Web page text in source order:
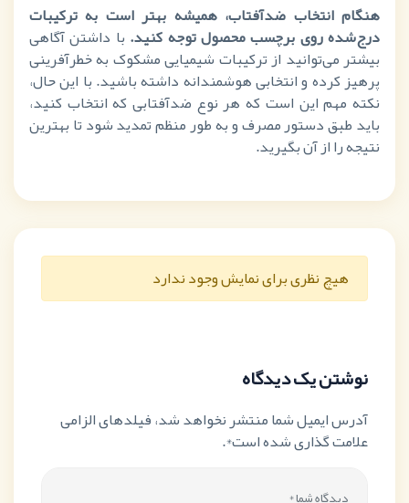
هنگام انتخاب ضدآفتاب، همیشه بهتر است به ترکیبات
درج‌شده روی برچسب محصول توجه کنید. با داشتن آگاهی
بیشتر می‌توانید از ترکیبات شیمیایی مشکوک به خطرآفرینی
پرهیز کرده و انتخابی هوشمندانه داشته باشید. با این حال،
نکته مهم این است که هر نوع ضدآفتابی که انتخاب کنید،
باید طبق دستور مصرف و به طور منظم تمدید شود تا بهترین
نتیجه را از آن بگیرید.
هیچ نظری برای نمایش وجود ندارد
نوشتن یک دیدگاه
آدرس ایمیل شما منتشر نخواهد شد، فیلدهای الزامی
علامت گذاری شده است*.